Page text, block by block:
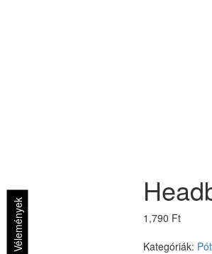
1,790 Ft
Kategóriák:
Vélemények